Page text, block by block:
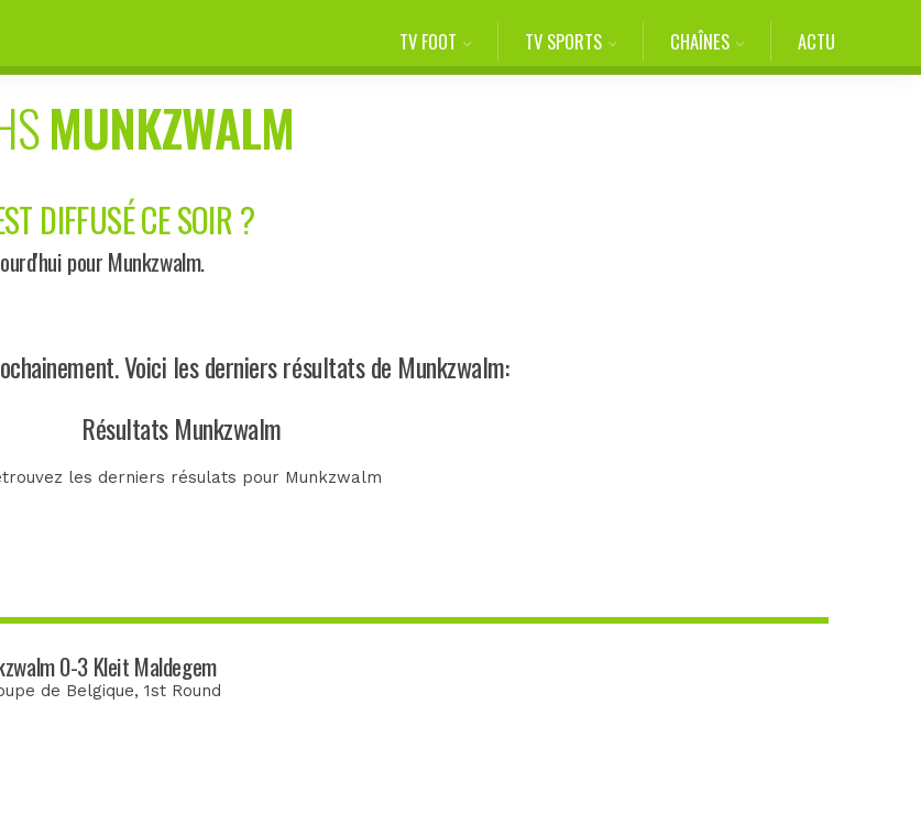
TV FOOT TV SPORTS CHAÎNES ACTU
MUNKZWALM
DIFFUSÉ CE SOIR ?
pour Munkzwalm.
Voici les derniers résultats de Munkzwalm:
Résultats Munkzwalm
les derniers résulats pour Munkzwalm
0-3 Kleit Maldegem
de Belgique, 1st Round